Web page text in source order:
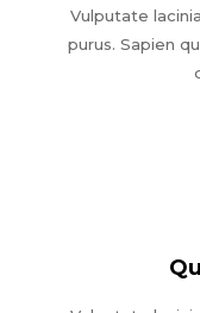
Vulputate
purus. Sapien